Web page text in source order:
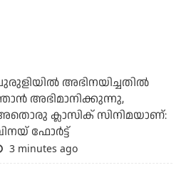
അഭിനയിച്ചതിൽ
അഭിമാനിക്കുന്നു,
ക്ലാസിക് സിനിമയാണ്:
ഫോർട്ട്
3 minutes ago